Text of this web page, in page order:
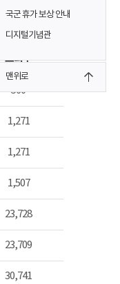
국군 휴가 보상 안내
디지털기념관
맨위로
조회수
560
1,271
1,271
1,507
23,728
23,709
30,741